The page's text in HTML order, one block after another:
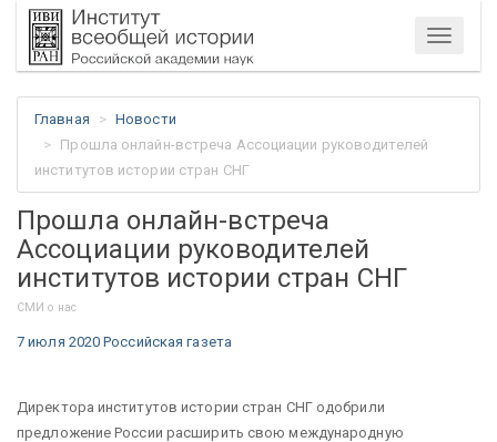
Меню
Главная
Новости
Прошла онлайн-встреча Ассоциации руководителей
институтов истории стран СНГ
Прошла онлайн-встреча
Ассоциации руководителей
институтов истории стран СНГ
СМИ о нас
7 июля 2020 Российская газета
Директора институтов истории стран СНГ одобрили
предложение России расширить свою международную